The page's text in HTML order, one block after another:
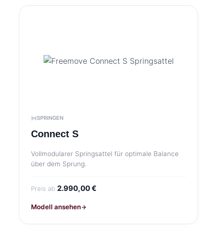
SPRINGEN
Connect S
Vollmodularer Springsattel für optimale Balance
über dem Sprung.
Preis ab 2.990,00 €
Modell ansehen